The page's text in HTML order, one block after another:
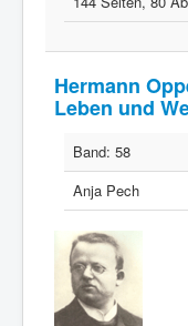
Hermann
Leben und
Band: 58
Anja Pech